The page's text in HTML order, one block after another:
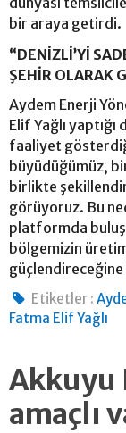
bir araya getirdi.
“DENİZLİ’Yİ
ŞEHİR OLARAK
Aydem Enerji
Elif Yağlı
faaliyet
büyüdüğümüz,
birlikte
görüyoruz. Bu
platformda
bölgemizin
Etiketler :
Fatma Elif Yağlı
Akkuyu
amaçlı